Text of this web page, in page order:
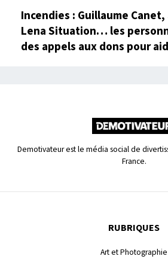
Incendies : Guillaume
Lena Situation… les
des appels aux dons pour
Demotivateur est le média social de
France.
RUBRIQUES
Art et Photographie